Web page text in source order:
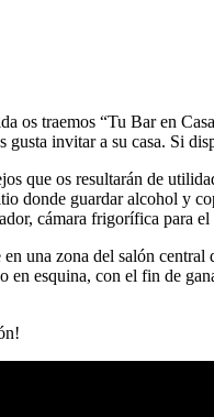
os traemos “Tu Bar en
invitar a su casa. Si
que os resultarán de
donde guardar alcohol y
cámara frigorífica para
una zona del salón
en esquina, con el fin de